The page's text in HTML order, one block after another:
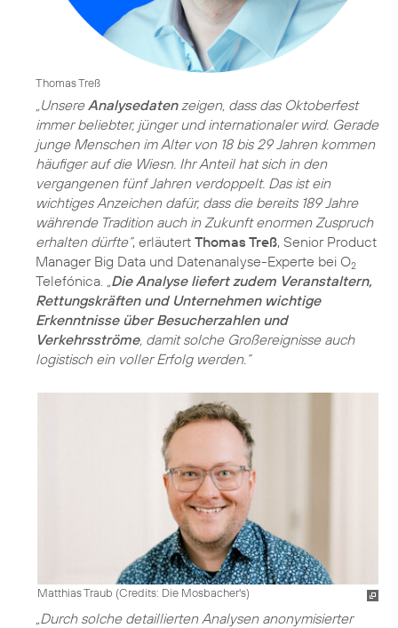
Thomas Treß
„UnsereAnalysedatenzeigen, dass das Oktoberfest
immer beliebter, jünger und internationaler wird. Gerade
junge Menschen im Alter von 18 bis 29 Jahren kommen
häufiger auf die Wiesn. Ihr Anteil hat sich in den
vergangenen fünf Jahren verdoppelt. Das ist ein
wichtiges Anzeichen dafür, dass die bereits 189 Jahre
währende Tradition auch in Zukunft enormen Zuspruch
erhalten dürfte“, erläutert Thomas Treß, Senior Product
Manager Big Data und Datenanalyse-Experte bei O2
Telefónica.
Die Analyse liefert zudem Veranstaltern,
Rettungskräften und Unternehmen wichtige
Erkenntnisse über Besucherzahlen und
Verkehrsströme, damit solche Großereignisse auch
logistisch ein voller Erfolg werden.“
Matthias Traub (Credits: Die Mosbacher's)
„Durch solche detaillierten Analysen anonymisierter